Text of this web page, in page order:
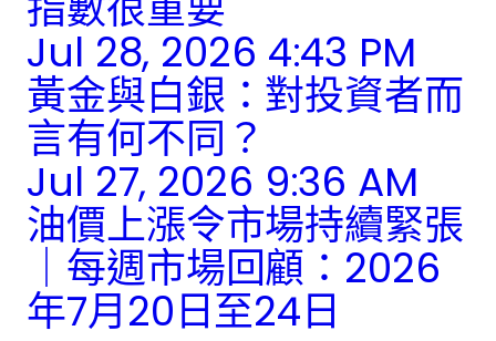
Jul 28, 2026 4:43 PM
黃金與白銀：對投資者而
言有何不同？
Jul 27, 2026 9:36 AM
油價上漲令市場持續緊張
｜每週市場回顧：2026
年7月20日至24日